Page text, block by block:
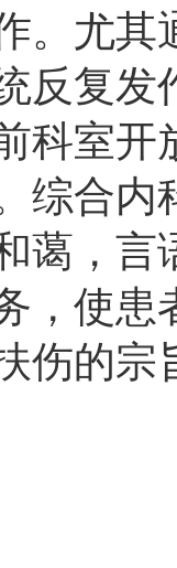
。尤其
反复发
科室开
综合内
蔼，言
，使患
伤的宗